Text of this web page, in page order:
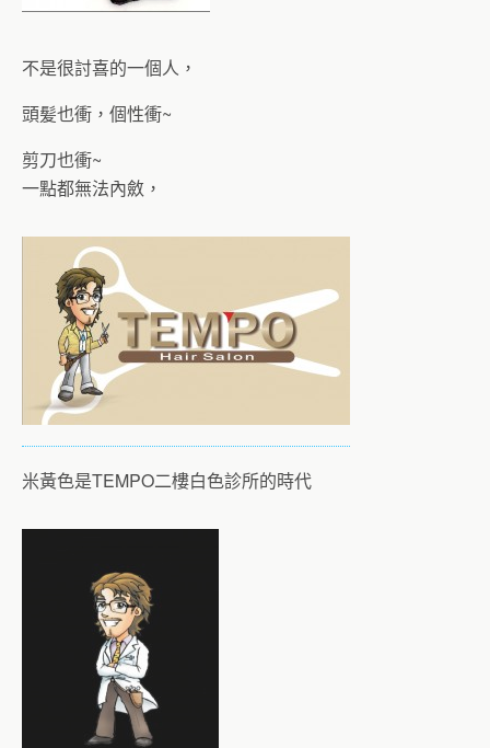
不是很討喜的一個人，
頭髪也衝，個性衝~
剪刀也衝~
一點都無法內斂，
米黃色是TEMPO二樓白色診所的時代